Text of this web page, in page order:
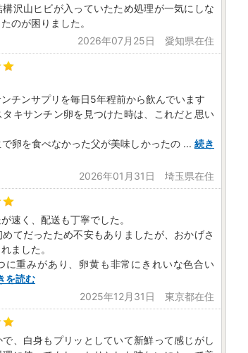
構沢山ヒビが入っていたため処理が一気にしな
のが困りました。
2026年07月25日 愛知県在住
チンサプリを毎日5年程前から飲んでいます
キサンチン卵を見つけた時は、これだと思い
卵を食べなかった父が美味しかったの ... 続き
2026年01月31日 埼玉県在住
速く、配送も丁寧でした。
てだったため不安もありましたが、おかげさ
ました。
に重みがあり、卵黄も非常にきれいな色合い
を読む
2025年12月31日 東京都在住
、白身もプリッとしていて新鮮って感じがし